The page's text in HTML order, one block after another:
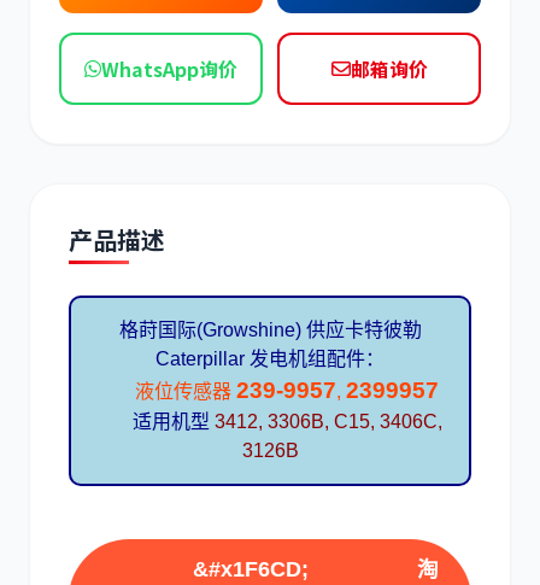
道依茨 柳工
WhatsApp询价 邮箱询价
产品描述
格莳国际(Growshine) 供应卡特彼勒
Caterpillar 发电机组配件：
液位传感器 239-9957, 2399957
适用机型 3412, 3306B, C15, 3406C,
3126B
&#x1F6CD;
淘